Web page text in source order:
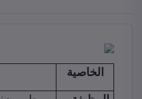
الخاصية